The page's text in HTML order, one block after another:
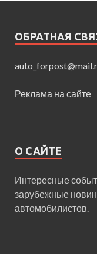
ОБРАТНАЯ
Реклама на сайте
О САЙТЕ
Интересные
зарубежные
автомобилистов.